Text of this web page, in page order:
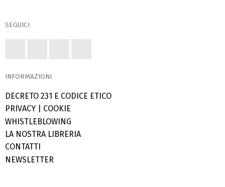
SEGUICI
INFORMAZIONI
DECRETO 231 E CODICE ETICO
PRIVACY
COOKIE
WHISTLEBLOWING
LA NOSTRA LIBRERIA
CONTATTI
NEWSLETTER